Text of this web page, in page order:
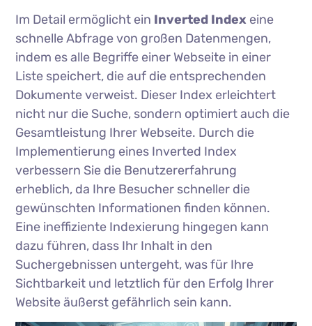
Im Detail ermöglicht ein Inverted Index eine
schnelle Abfrage von großen Datenmengen,
indem es alle Begriffe einer Webseite in einer
Liste speichert, die auf die entsprechenden
Dokumente verweist. Dieser Index erleichtert
nicht nur die Suche, sondern optimiert auch die
Gesamtleistung Ihrer Webseite. Durch die
Implementierung eines Inverted Index
verbessern Sie die Benutzererfahrung
erheblich, da Ihre Besucher schneller die
gewünschten Informationen finden können.
Eine ineffiziente Indexierung hingegen kann
dazu führen, dass Ihr Inhalt in den
Suchergebnissen untergeht, was für Ihre
Sichtbarkeit und letztlich für den Erfolg Ihrer
Website äußerst gefährlich sein kann.